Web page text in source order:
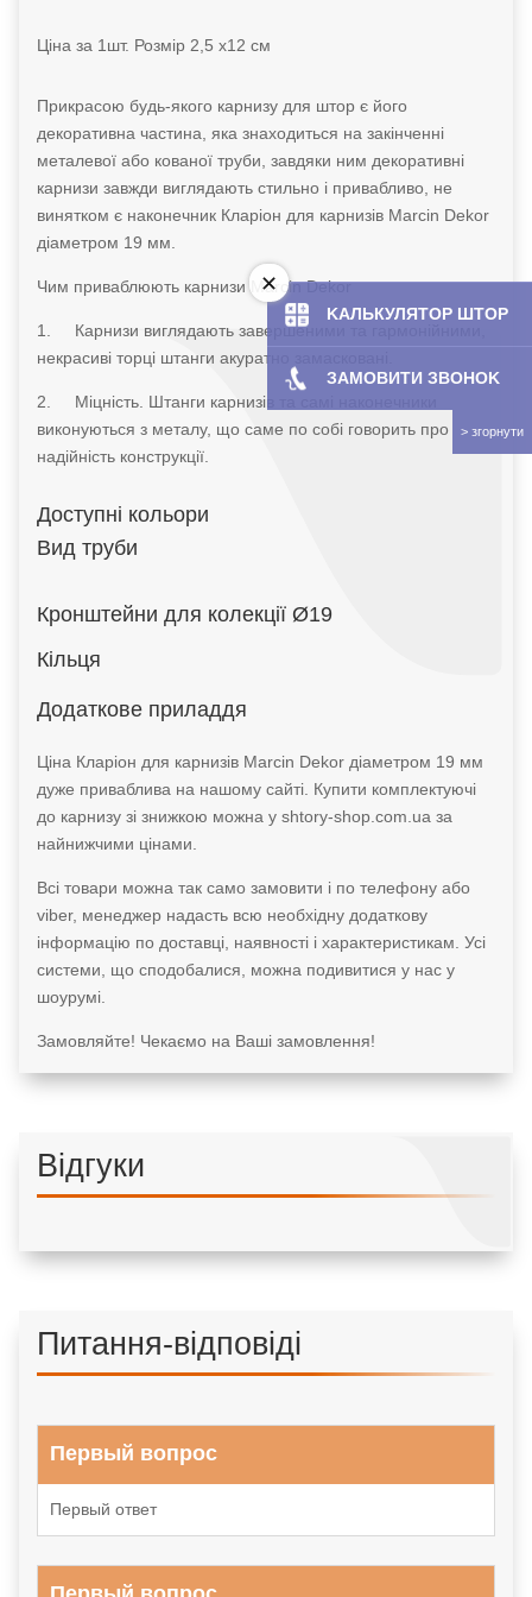
Ціна за 1шт. Розмір 2,5 х12 см
Прикрасою будь-якого карнизу для штор є його
декоративна частина, яка знаходиться на закінченні
металевої або кованої труби, завдяки ним декоративні
карнизи завжди виглядають стильно і привабливо, не
винятком є наконечник Кларіон для карнизів Marcin Dekor
діаметром 19 мм.
Чим приваблюють карнизи Marcin Dekor
1.
Карнизи виглядають завершеними та гармонійними,
некрасиві торці штанги акуратно замасковані.
2.
Міцність. Штанги карнизів та самі наконечники
виконуються з металу, що саме по собі говорить про
надійність конструкції.
Доступні кольори
Вид труби
Кронштейни для колекції Ø19
Кільця
Додаткове приладдя
Ціна Кларіон для карнизів Marcin Dekor діаметром 19 мм
дуже приваблива на нашому сайті. Купити комплектуючі
до карнизу зі знижкою можна у shtory-shop.com.ua за
найнижчими цінами.
Всі товари можна так само замовити і по телефону або
viber, менеджер надасть всю необхідну додаткову
інформацію по доставці, наявності і характеристикам. Усі
системи, що сподобалися, можна подивитися у нас у
шоурумі.
Замовляйте! Чекаємо на Ваші замовлення!
Відгуки
Питання-відповіді
Первый вопрос
Первый ответ
KAЛЬКУЛЯТOP ШТОР
ЗАМОВИТИ ЗBOHOK